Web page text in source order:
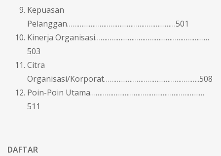
Kepuasan
Pelanggan……………………………………………………501
Kinerja Organisasi………………………………………………………
503
Citra
Organisasi/Korporat……………………………………………..508
Poin-Poin Utama………………………………………………………
511
DAFTAR